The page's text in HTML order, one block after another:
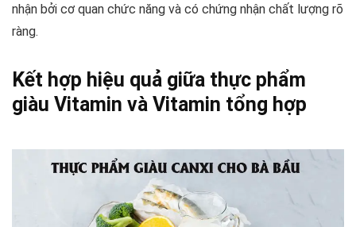
nhận bởi cơ quan chức năng và có chứng nhận chất lượng rõ
ràng.
Kết hợp hiệu quả giữa thực phẩm
giàu Vitamin và Vitamin tổng hợp